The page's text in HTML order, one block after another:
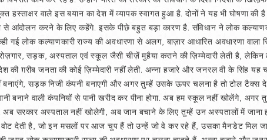
हस्ताक्षर वाले इस बयान का देश में व्यापक स्वागत हुआ है. दोनों ने यह भी घोषणा
करने के लिए कहेंगे. इसके पीछे बहुत बड़ा कारण है. संविधान ने लोक
गई लोक कल्याणकारी राज्य की अवधारणा से अलग, बाज़ार आधारित अवधारणा वाला
रोज़गार, सड़क, अस्पताल एवं स्कूल जैसी चीज़ें मुहैया कराने की ज़िम्मेदारी लेती है,
की ग़रीब जनता की कोई ज़िम्मेदारी नहीं लेती. अन्ना हजारे और जनरल वी के सिंह यह
बनाएंगे, सड़क निजी कंपनी बनाएगी और अगर तुम्हें उसके ऊपर चलना है तो टोल टैक्स
बनाने वाली कंपनियों से पानी खरीद कर पीना होगा. अब हम स्कूल नहीं खोलेंगे, अगर
अब सरकार अस्पताल नहीं खोलेगी, अब जान बचाने के लिए तुम्हें उन अस्पतालों में जाना
वोट देती है, जो इन मसलों पर आज चुप हैं तो उन्हें जो वे कर रहे हैं, उसका मैनडेट मिल